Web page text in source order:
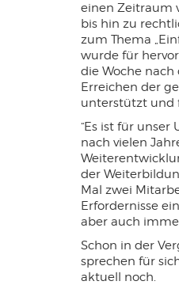
einen Zeitraum
bis hin zu
zum Thema
wurde für
die Woche
Erreichen der
unterstützt und
“Es ist für
nach vielen
der
Mal zwei
Erfordernisse
aber auch
Schon in der
sprechen für
aktuell noch.
Cookie Laufzeit: 1 Jahr
EXTERNE MEDIEN
Um Inhalte von
Media Plattformen
werden von diesen
Cookies gesetzt.
YouTube
Dient der
von Videos